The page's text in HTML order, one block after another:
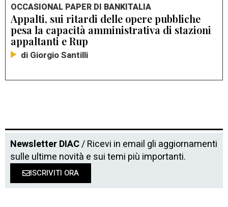
OCCASIONAL PAPER DI BANKITALIA
Appalti, sui ritardi delle opere pubbliche
pesa la capacità amministrativa di stazioni
appaltanti e Rup
di Giorgio Santilli
Newsletter DIAC/ Ricevi in email gli aggiornamenti
sulle ultime novità e sui temi più importanti.
ISCRIVITI ORA